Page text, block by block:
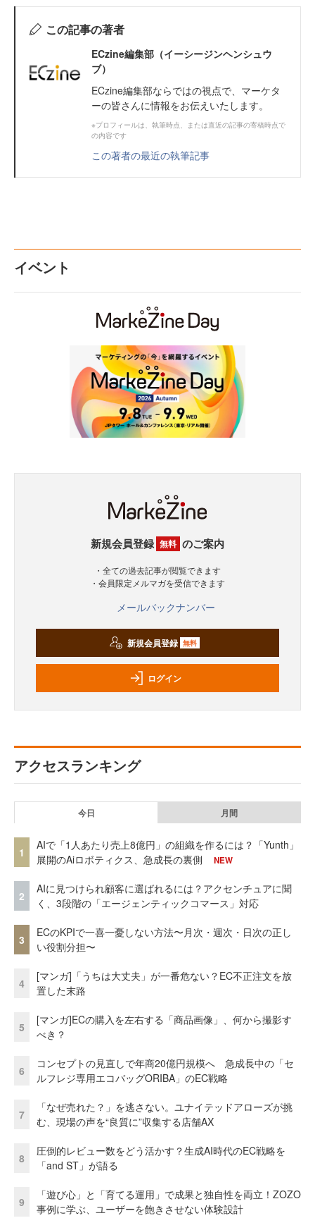
この記事の著者
ECzine編集部（イーシージンヘンシュウ
ブ）
ECzine編集部ならではの視点で、マーケタ
ーの皆さんに情報をお伝えいたします。
※プロフィールは、執筆時点、または直近の記事の寄稿時点で
の内容です
この著者の最近の執筆記事
イベント
新規会員登録 無料 のご案内
・全ての過去記事が閲覧できます
・会員限定メルマガを受信できます
メールバックナンバー
新規会員登録 無料
ログイン
アクセスランキング
今日 月間
1
AIで「1人あたり売上8億円」の組織を作るには？「Yunth」
展開のAiロボティクス、急成長の裏側
NEW
2
AIに見つけられ顧客に選ばれるには？アクセンチュアに聞
く、3段階の「エージェンティックコマース」対応
3
ECのKPIで一喜一憂しない方法〜月次・週次・日次の正し
い役割分担〜
4
[マンガ]「うちは大丈夫」が一番危ない？EC不正注文を放
置した末路
5
[マンガ]ECの購入を左右する「商品画像」、何から撮影す
べき？
6
コンセプトの見直しで年商20億円規模へ 急成長中の「セ
ルフレジ専用エコバッグORIBA」のEC戦略
7
「なぜ売れた？」を逃さない。ユナイテッドアローズが挑
む、現場の声を“良質に”収集する店舗AX
8
圧倒的レビュー数をどう活かす？生成AI時代のEC戦略を
「and ST」が語る
9
「遊び心」と「育てる運用」で成果と独自性を両立！ZOZO
事例に学ぶ、ユーザーを飽きさせない体験設計